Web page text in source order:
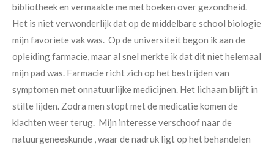
bibliotheek en vermaakte me met boeken over gezondheid.
Het is niet verwonderlijk dat op de middelbare school biologie
mijn favoriete vak was. Op de universiteit begon ik aan de
opleiding farmacie, maar al snel merkte ik dat dit niet helemaal
mijn pad was. Farmacie richt zich op het bestrijden van
symptomen met onnatuurlijke medicijnen. Het lichaam blijft in
stilte lijden. Zodra men stopt met de medicatie komen de
klachten weer terug. Mijn interesse verschoof naar de
natuurgeneeskunde , waar de nadruk ligt op het behandelen